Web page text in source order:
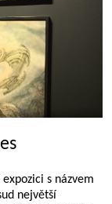
s názvem
největší